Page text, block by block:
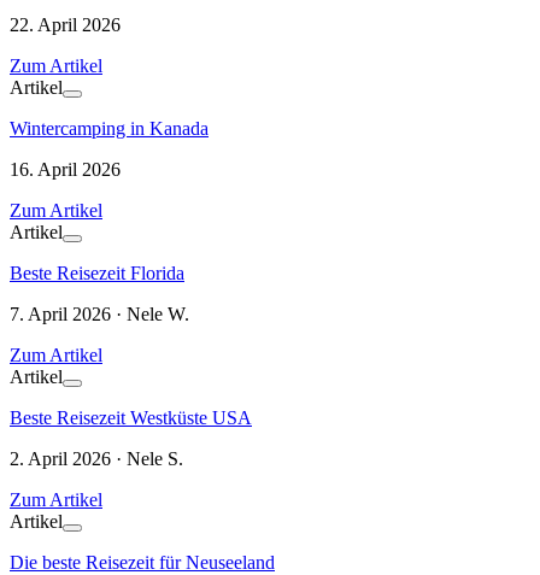
22. April 2026
Zum Artikel
Artikel
Wintercamping in Kanada
16. April 2026
Zum Artikel
Artikel
Beste Reisezeit Florida
7. April 2026 · Nele W.
Zum Artikel
Artikel
Beste Reisezeit Westküste USA
2. April 2026 · Nele S.
Zum Artikel
Artikel
Die beste Reisezeit für Neuseeland